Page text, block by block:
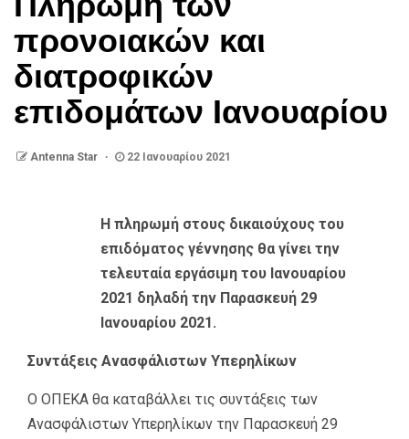
προνοιακών και
διατροφικών
επιδομάτων Ιανουαρίου
Antenna Star 22 Ιανουαρίου 2021
Η πληρωμή στους δικαιούχους του
επιδόματος γέννησης θα γίνει την
τελευταία εργάσιμη του Ιανουαρίου
2021 δηλαδή την Παρασκευή 29
Ιανουαρίου 2021.
Συντάξεις Ανασφάλιστων Υπερηλίκων
Ο ΟΠΕΚΑ θα καταβάλλει τις συντάξεις των
Ανασφάλιστων Υπερηλίκων την Παρασκευή 29